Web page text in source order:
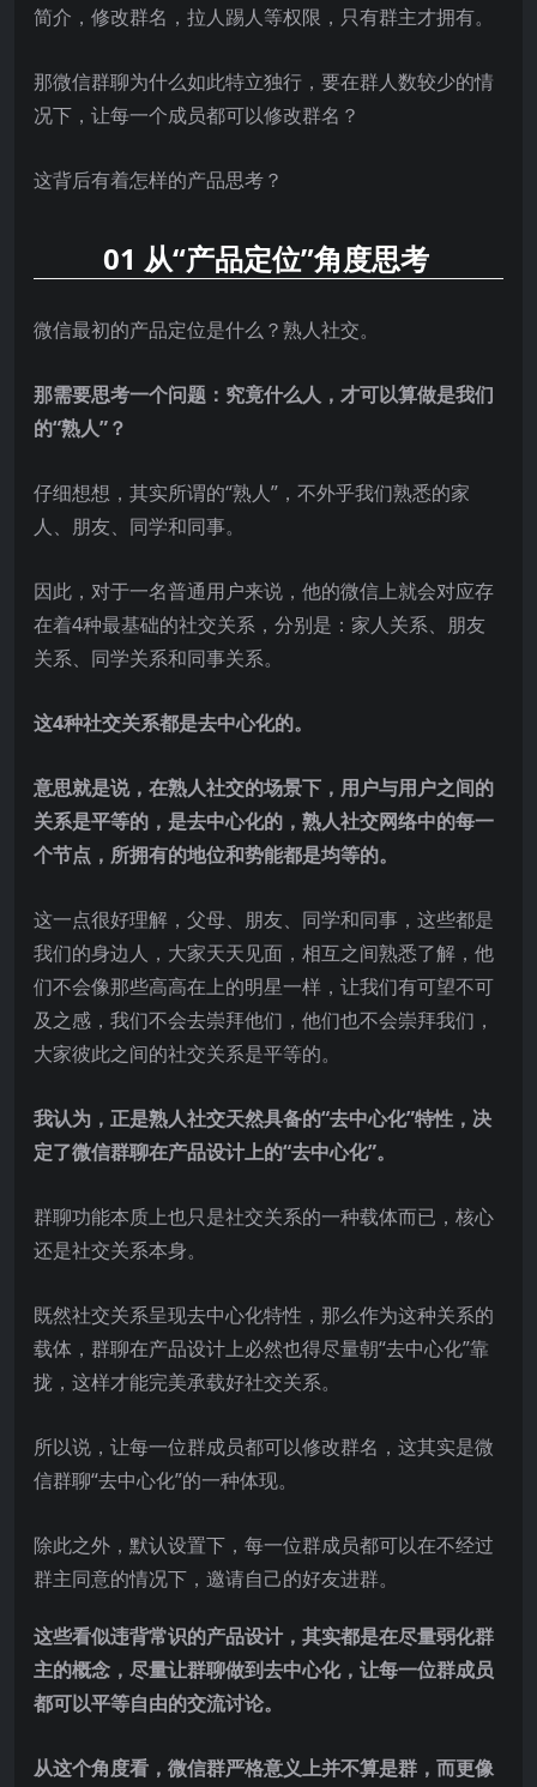
简介，修改群名，拉人踢人等权限，只有群主才拥有。
那微信群聊为什么如此特立独行，要在群人数较少的情
况下，让每一个成员都可以修改群名？
这背后有着怎样的产品思考？
01 从“产品定位”角度思考
微信最初的产品定位是什么？熟人社交。
那需要思考一个问题：究竟什么人，才可以算做是我们
的“熟人”？
仔细想想，其实所谓的“熟人”，不外乎我们熟悉的家
人、朋友、同学和同事。
因此，对于一名普通用户来说，他的微信上就会对应存
在着4种最基础的社交关系，分别是：家人关系、朋友
关系、同学关系和同事关系。
这4种社交关系都是去中心化的。
意思就是说，在熟人社交的场景下，用户与用户之间的
关系是平等的，是去中心化的，熟人社交网络中的每一
个节点，所拥有的地位和势能都是均等的。
这一点很好理解，父母、朋友、同学和同事，这些都是
我们的身边人，大家天天见面，相互之间熟悉了解，他
们不会像那些高高在上的明星一样，让我们有可望不可
及之感，我们不会去崇拜他们，他们也不会崇拜我们，
大家彼此之间的社交关系是平等的。
我认为，正是熟人社交天然具备的“去中心化”特性，决
定了微信群聊在产品设计上的“去中心化”。
群聊功能本质上也只是社交关系的一种载体而已，核心
还是社交关系本身。
既然社交关系呈现去中心化特性，那么作为这种关系的
载体，群聊在产品设计上必然也得尽量朝“去中心化”靠
拢，这样才能完美承载好社交关系。
所以说，让每一位群成员都可以修改群名，这其实是微
信群聊“去中心化”的一种体现。
除此之外，默认设置下，每一位群成员都可以在不经过
群主同意的情况下，邀请自己的好友进群。
这些看似违背常识的产品设计，其实都是在尽量弱化群
主的概念，尽量让群聊做到去中心化，让每一位群成员
都可以平等自由的交流讨论。
从这个角度看，微信群严格意义上并不算是群，而更像